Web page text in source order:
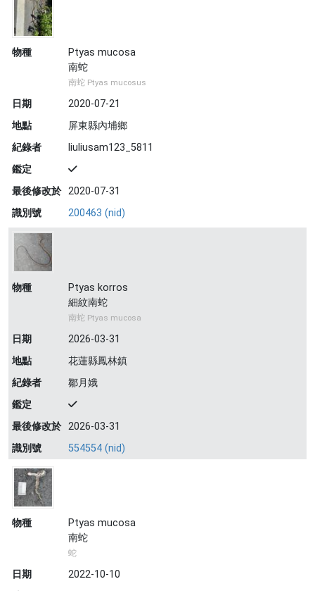
物種
Ptyas mucosa
南蛇
南蛇 Ptyas mucosus
日期
2020-07-21
地點
屏東縣內埔鄉
紀錄者
liuliusam123_5811
鑑定
最後修改於 2020-07-31
識別號
200463 (nid)
物種
Ptyas korros
細紋南蛇
南蛇 Ptyas mucosa
日期
2026-03-31
地點
花蓮縣鳳林鎮
紀錄者
鄒月娥
鑑定
最後修改於 2026-03-31
識別號
554554 (nid)
物種
Ptyas mucosa
南蛇
蛇
日期
2022-10-10